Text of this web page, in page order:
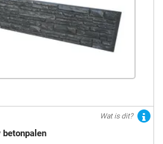
Wat is dit?